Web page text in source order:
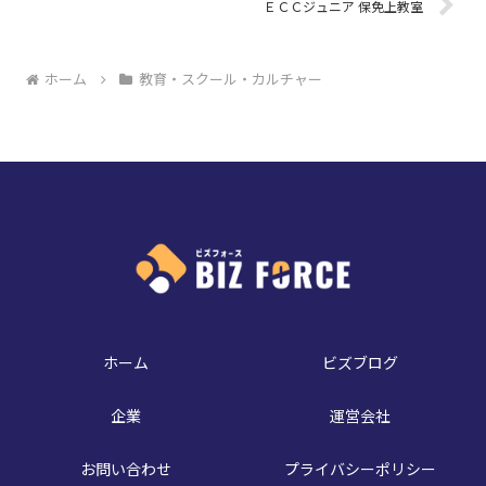
ＥＣＣジュニア 保免上教室
ホーム 教育・スクール・カルチャー
ホーム ビズブログ
企業 運営会社
お問い合わせ プライバシーポリシー